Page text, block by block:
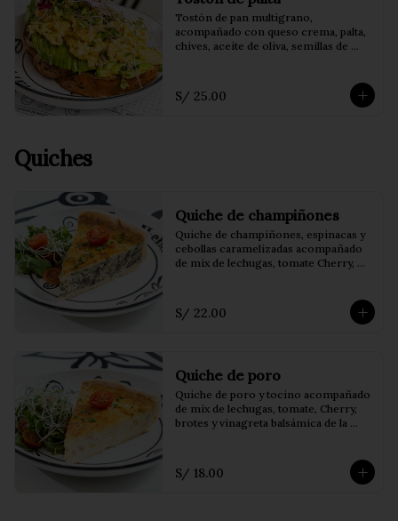
Tostón de pan multigrano,
acompañado con queso crema, palta,
chives, aceite de oliva, semillas de
S/ 25.00
Quiches
Quiche de champiñones
Quiche de champiñones, espinacas y
cebollas caramelizadas acompañado
de mix de lechugas, tomate Cherry,
S/ 22.00
Quiche de poro
Quiche de poro y tocino acompañado
de mix de lechugas, tomate, Cherry,
brotes y vinagreta balsámica de la
S/ 18.00